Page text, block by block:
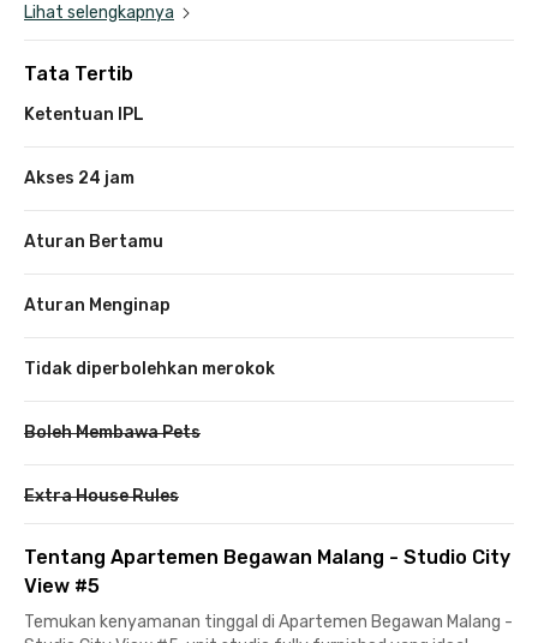
Lihat selengkapnya
Tata Tertib
Ketentuan IPL
Akses 24 jam
Aturan Bertamu
Aturan Menginap
Tidak diperbolehkan merokok
Boleh Membawa Pets
Extra House Rules
Tentang Apartemen Begawan Malang - Studio City
View #5
Temukan kenyamanan tinggal di Apartemen Begawan Malang -